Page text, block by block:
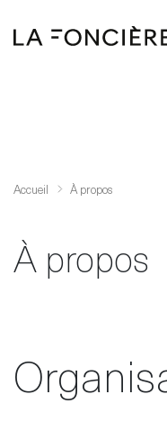
Accueil À propos
À propos